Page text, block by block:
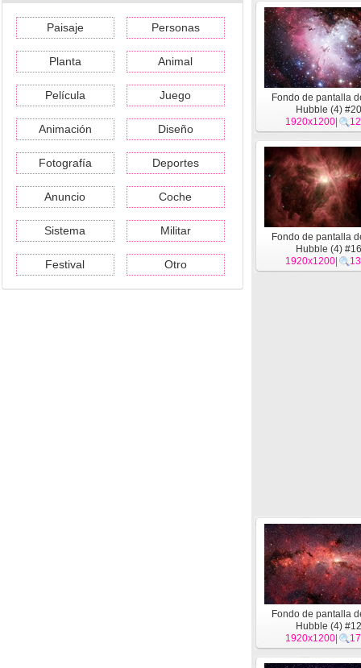
Paisaje Personas
Planta Animal
Película Juego
Animación Diseño
Fotografía Deportes
Anuncio Coche
Sistema Militar
Festival Otro
Fondo de pantalla
Hubble (4) #20
1920x1200
Fondo de pantalla
Hubble (4) #16
1920x1200
Fondo de pantalla
Hubble (4) #12
1920x1200